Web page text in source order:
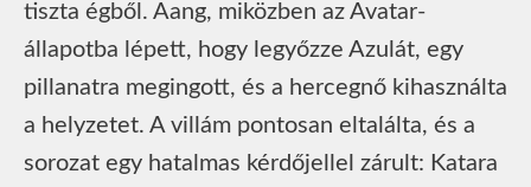
tiszta égből. Aang, miközben az Avatar-
állapotba lépett, hogy legyőzze Azulát, egy
pillanatra megingott, és a hercegnő kihasználta
a helyzetet. A villám pontosan eltalálta, és a
sorozat egy hatalmas kérdőjellel zárult: Katara